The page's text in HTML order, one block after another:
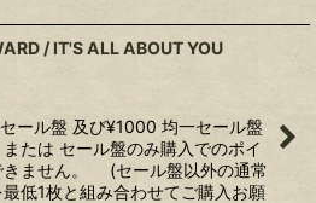
/ IT'S ALL ABOUT YOU
ール盤 及び¥1000 均一セール盤
たは セール盤のみ購入でのポイ
きません。 (セール盤以外の通常
低1枚と組み合わせてご購入お願